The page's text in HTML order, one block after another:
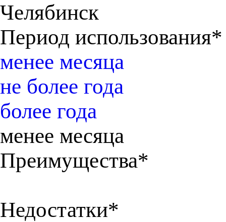
Челябинск
Период использования*
менее месяца
не более года
более года
менее месяца
Преимущества*
Недостатки*